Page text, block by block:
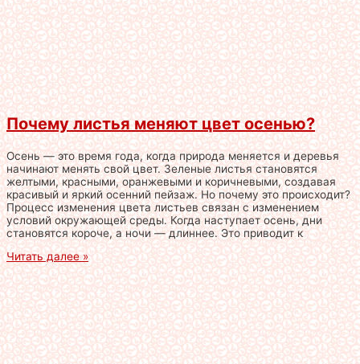
Почему листья меняют цвет осенью?
Осень — это время года, когда природа меняется и деревья
начинают менять свой цвет. Зеленые листья становятся
желтыми, красными, оранжевыми и коричневыми, создавая
красивый и яркий осенний пейзаж. Но почему это происходит?
Процесс изменения цвета листьев связан с изменением
условий окружающей среды. Когда наступает осень, дни
становятся короче, а ночи — длиннее. Это приводит к
Читать далее »